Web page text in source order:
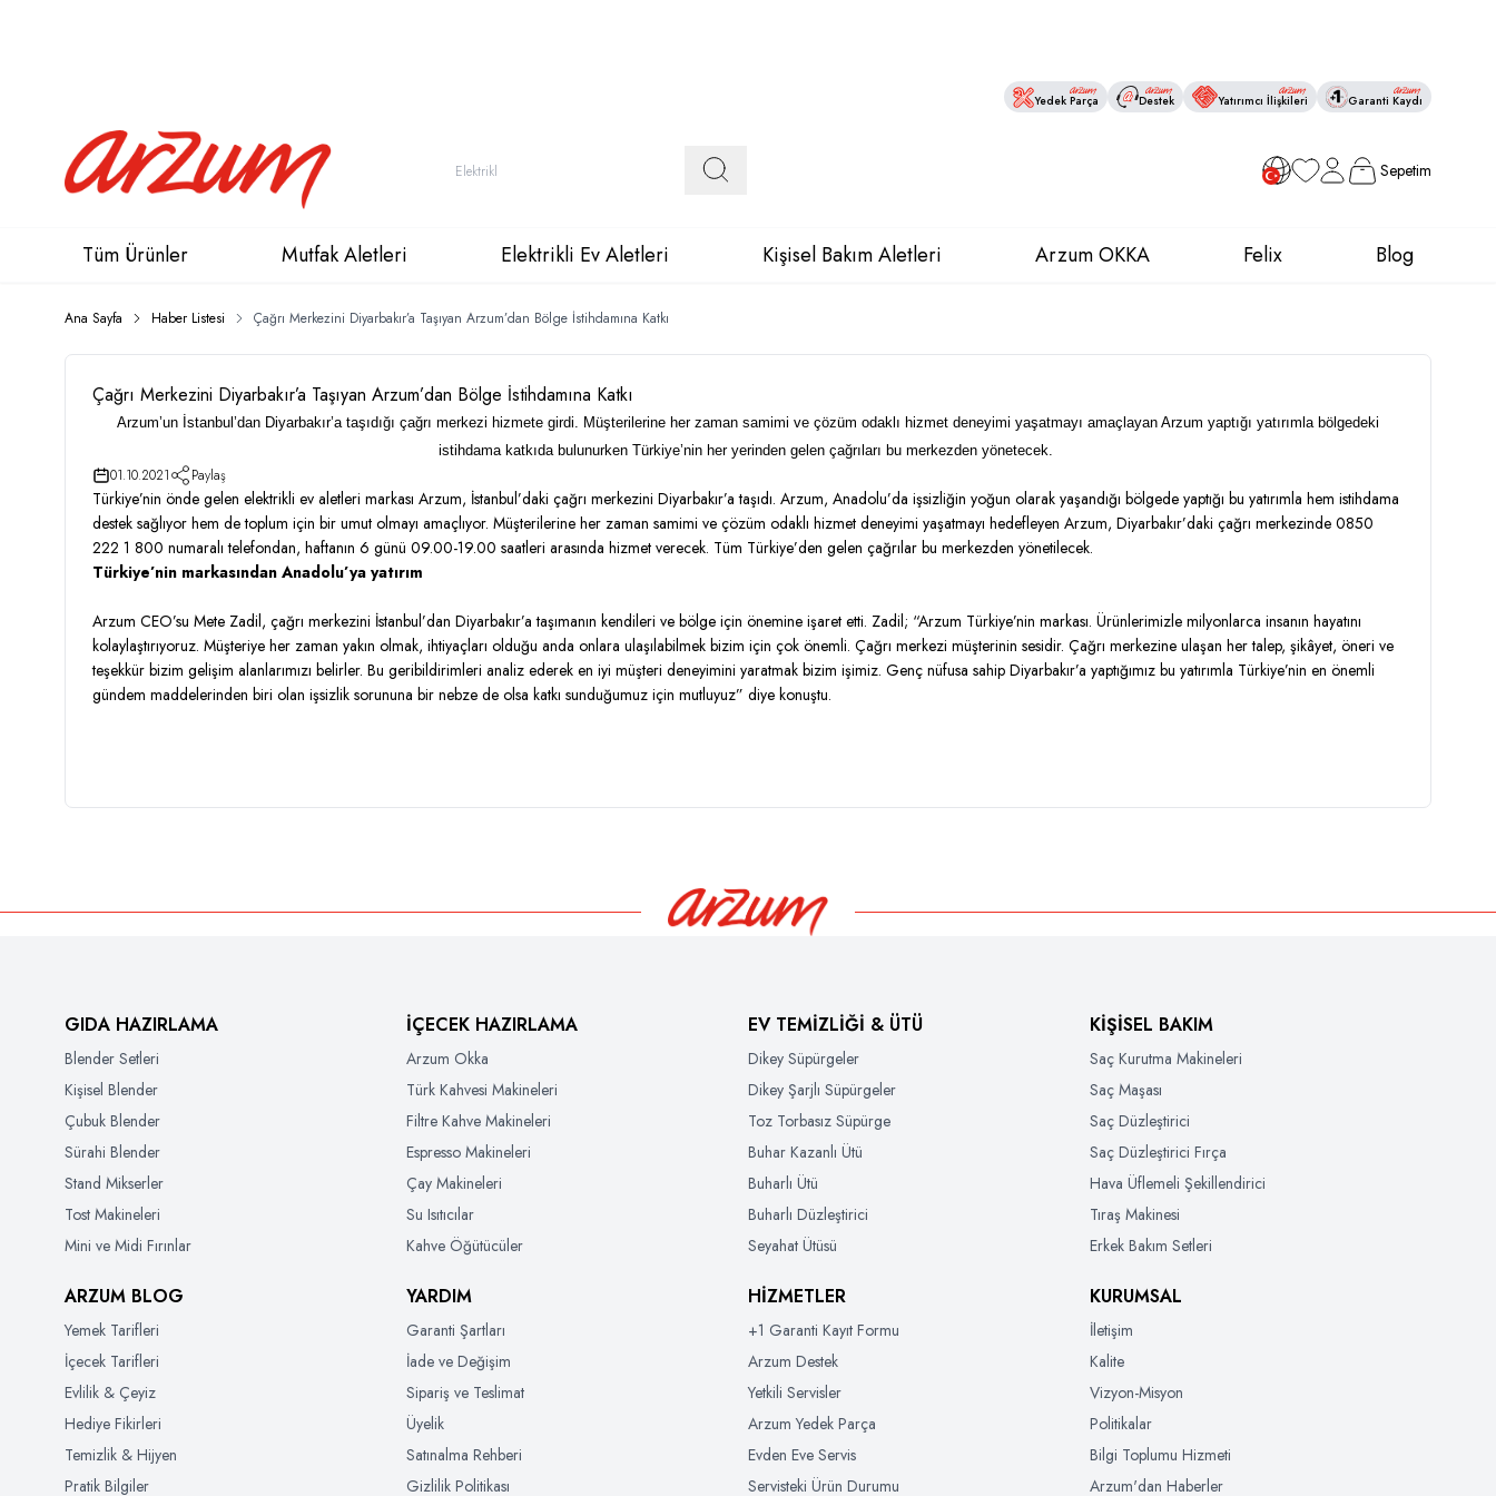
Yedek Parça Destek Yatırımcı İlişkileri Garanti Kaydı
Favorilerim
Hesabım Sepetim
Tüm Ürünler Mutfak Aletleri Elektrikli Ev Aletleri Kişisel Bakım Aletleri Arzum OKKA Felix Blog
Ana Sayfa Haber Listesi Çağrı Merkezini Diyarbakır’a Taşıyan Arzum’dan Bölge İstihdamına Katkı
Çağrı Merkezini Diyarbakır’a Taşıyan Arzum’dan Bölge İstihdamına Katkı
Arzum’un İstanbul’dan Diyarbakır’a taşıdığı çağrı merkezi hizmete girdi. Müşterilerine her zaman samimi ve çözüm odaklı hizmet deneyimi yaşatmayı amaçlayan Arzum yaptığı yatırımla bölgedeki
istihdama katkıda bulunurken Türkiye’nin her yerinden gelen çağrıları bu merkezden yönetecek.
01.10.2021 Paylaş
Türkiye’nin önde gelen elektrikli ev aletleri markası Arzum, İstanbul’daki çağrı merkezini Diyarbakır’a taşıdı. Arzum, Anadolu’da işsizliğin yoğun olarak yaşandığı bölgede yaptığı bu yatırımla hem istihdama
destek sağlıyor hem de toplum için bir umut olmayı amaçlıyor. Müşterilerine her zaman samimi ve çözüm odaklı hizmet deneyimi yaşatmayı hedefleyen Arzum, Diyarbakır’daki çağrı merkezinde 0850
222 1 800 numaralı telefondan, haftanın 6 günü 09.00-19.00 saatleri arasında hizmet verecek. Tüm Türkiye’den gelen çağrılar bu merkezden yönetilecek.
Türkiye’nin markasından Anadolu’ya yatırım
Arzum CEO’su Mete Zadil, çağrı merkezini İstanbul’dan Diyarbakır’a taşımanın kendileri ve bölge için önemine işaret etti. Zadil; “Arzum Türkiye’nin markası. Ürünlerimizle milyonlarca insanın hayatını
kolaylaştırıyoruz. Müşteriye her zaman yakın olmak, ihtiyaçları olduğu anda onlara ulaşılabilmek bizim için çok önemli. Çağrı merkezi müşterinin sesidir. Çağrı merkezine ulaşan her talep, şikâyet, öneri ve
teşekkür bizim gelişim alanlarımızı belirler. Bu geribildirimleri analiz ederek en iyi müşteri deneyimini yaratmak bizim işimiz. Genç nüfusa sahip Diyarbakır’a yaptığımız bu yatırımla Türkiye’nin en önemli
gündem maddelerinden biri olan işsizlik sorununa bir nebze de olsa katkı sunduğumuz için mutluyuz” diye konuştu.
GIDA HAZIRLAMA
Blender Setleri
Kişisel Blender
Çubuk Blender
Sürahi Blender
Stand Mikserler
Tost Makineleri
Mini ve Midi Fırınlar
İÇECEK HAZIRLAMA
Arzum Okka
Türk Kahvesi Makineleri
Filtre Kahve Makineleri
Espresso Makineleri
Çay Makineleri
Su Isıtıcılar
Kahve Öğütücüler
EV TEMİZLİĞİ & ÜTÜ
Dikey Süpürgeler
Dikey Şarjlı Süpürgeler
Toz Torbasız Süpürge
Buhar Kazanlı Ütü
Buharlı Ütü
Buharlı Düzleştirici
Seyahat Ütüsü
KİŞİSEL BAKIM
Saç Kurutma Makineleri
Saç Maşası
Saç Düzleştirici
Saç Düzleştirici Fırça
Hava Üflemeli Şekillendirici
Tıraş Makinesi
Erkek Bakım Setleri
ARZUM BLOG
Yemek Tarifleri
İçecek Tarifleri
Evlilik & Çeyiz
Hediye Fikirleri
Temizlik & Hijyen
Pratik Bilgiler
YARDIM
Garanti Şartları
İade ve Değişim
Sipariş ve Teslimat
Üyelik
Satınalma Rehberi
Gizlilik Politikası
HİZMETLER
+1 Garanti Kayıt Formu
Arzum Destek
Yetkili Servisler
Arzum Yedek Parça
Evden Eve Servis
Servisteki Ürün Durumu
KURUMSAL
İletişim
Kalite
Vizyon-Misyon
Politikalar
Bilgi Toplumu Hizmeti
Arzum'dan Haberler